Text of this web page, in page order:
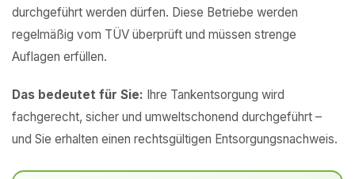
durchgeführt werden dürfen. Diese Betriebe werden
regelmäßig vom TÜV überprüft und müssen strenge
Auflagen erfüllen.
Das bedeutet für Sie: Ihre Tankentsorgung wird
fachgerecht, sicher und umweltschonend durchgeführt –
und Sie erhalten einen rechtsgültigen Entsorgungsnachweis.